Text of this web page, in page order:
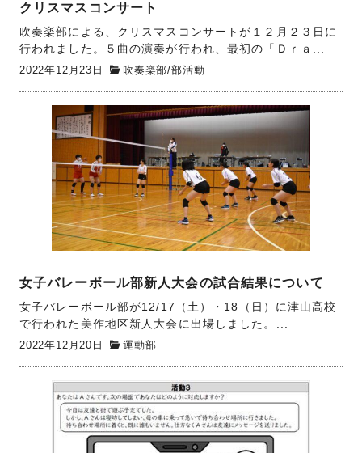
クリスマスコンサート
吹奏楽部による、クリスマスコンサートが１２月２３日に
行われました。５曲の演奏が行われ、最初の「Ｄｒａ...
2022年12月23日
吹奏楽部/部活動
女子バレーボール部新人大会の試合結果について
女子バレーボール部が12/17（土）・18（日）に津山高校
で行われた美作地区新人大会に出場しました。...
2022年12月20日
運動部